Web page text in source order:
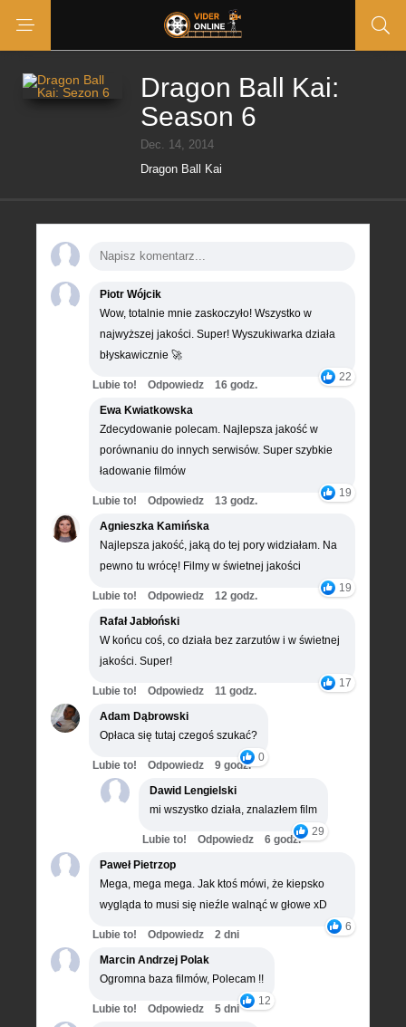
Dragon Ball Kai:
Season 6
Dec. 14, 2014
Dragon Ball Kai
Piotr Wójcik
Wow, totalnie mnie zaskoczyło! Wszystko w
najwyższej jakości. Super! Wyszukiwarka działa
błyskawicznie 🚀
22
Lubie to! Odpowiedz
16 godz.
Ewa Kwiatkowska
Zdecydowanie polecam. Najlepsza jakość w
porównaniu do innych serwisów. Super szybkie
ładowanie filmów
19
Lubie to! Odpowiedz
13 godz.
Agnieszka Kamińska
Najlepsza jakość, jaką do tej pory widziałam. Na
pewno tu wrócę! Filmy w świetnej jakości
19
Lubie to! Odpowiedz
12 godz.
Rafał Jabłoński
W końcu coś, co działa bez zarzutów i w świetnej
jakości. Super!
17
Lubie to! Odpowiedz
11 godz.
Adam Dąbrowski
Opłaca się tutaj czegoś szukać?
0
Lubie to! Odpowiedz
9 godz.
Dawid Lengielski
mi wszystko działa, znalazłem film
29
Lubie to! Odpowiedz
6 godz.
Paweł Pietrzop
Mega, mega mega. Jak ktoś mówi, że kiepsko
wygląda to musi się nieźle walnąć w głowe xD
6
Lubie to! Odpowiedz
2 dni
Marcin Andrzej Polak
Ogromna baza filmów, Polecam !!
12
Lubie to! Odpowiedz
5 dni